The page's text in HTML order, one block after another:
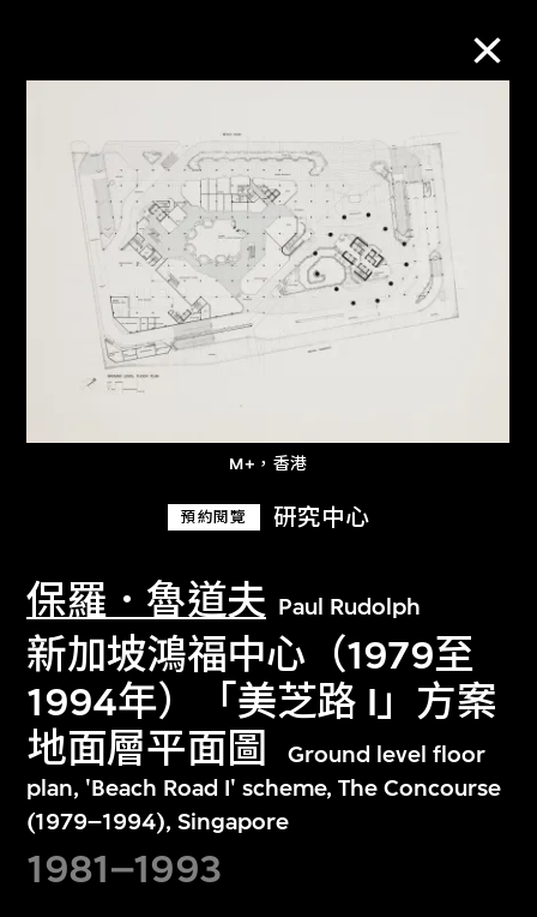
M+，香港
預約閱覽 研究中心
保羅．魯道夫 Paul Rudolph
新加坡鴻福中心（1979至
1994年）「美芝路 I」方案
地面層平面圖
Ground level floor
plan, 'Beach Road I' scheme, The Concourse
(1979–1994), Singapore
1981–1993
M+藏品
進一步篩選
關於M+藏品
探索世界頂級的二十及二十一世紀視覺